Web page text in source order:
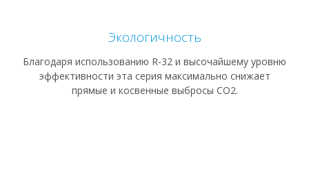
Экологичность
Благодаря использованию R-32 и высочайшему уровню
эффективности эта серия максимально снижает
прямые и косвенные выбросы CO2.